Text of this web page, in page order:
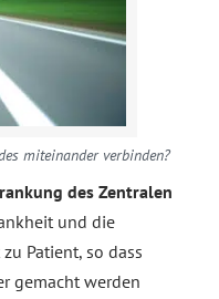
miteinander verbinden?
des Zentralen
und die
Patient, so dass
gemacht werden